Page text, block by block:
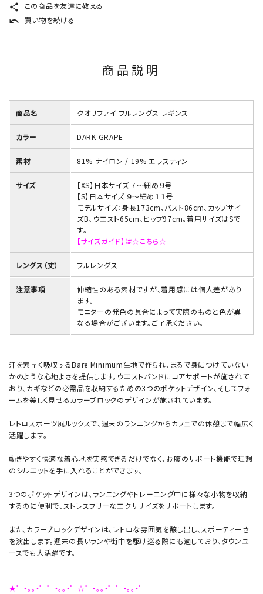
share この商品を友達に教える
undo 買い物を続ける
商品説明
商品名 クオリファイ フルレングス レギンス
カラー DARK GRAPE
素材 81% ナイロン / 19% エラスティン
サイズ
【XS】日本サイズ ７～細め９号
【S】日本サイズ ９～細め１１号
モデルサイズ：身長173cm、バスト86cm、カップサイ
ズB、ウエスト65cm、ヒップ97cm。着用サイズはSで
す。
【サイズガイド】は☆こちら☆
レングス（丈） フルレングス
注意事項
伸縮性のある素材ですが、着用感には個人差があり
ます。
モニターの発色の具合によって実際のものと色が異
なる場合がございます。ご了承ください。
汗を素早く吸収するBare Minimum生地で作られ、まるで身につけていない
かのような心地よさを提供します。ウエストバンドにコアサポートが施されて
おり、カギなどの必需品を収納するための3つのポケットデザイン、そしてフォ
ームを美しく見せるカラーブロックのデザインが施されています。
レトロスポーツ風ルックスで、週末のランニングからカフェでの休憩まで幅広く
活躍します。
動きやすく快適な着心地を実感できるだけでなく、お腹のサポート機能で理想
のシルエットを手に入れることができます。
3つのポケットデザインは、ランニングやトレーニング中に様々な小物を収納
するのに便利で、ストレスフリーなエクササイズをサポートします。
また、カラーブロックデザインは、レトロな雰囲気を醸し出し、スポーティーさ
を演出します。週末の長いランや街中を駆け巡る際にも適しており、タウンユ
ースでも大活躍です。
★゜・。。・゜゜・。。・゜☆゜・。。・゜゜・。。・゜